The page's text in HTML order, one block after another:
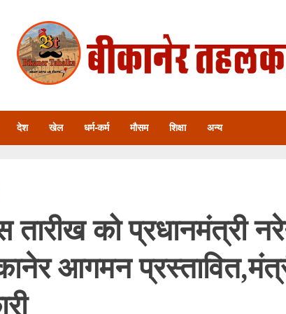
देश खेल धर्म-कर्म मौसम शिक्षा अन्य
को प्रधानमंत्री
आगमन